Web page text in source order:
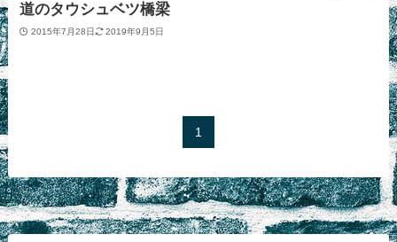
道のタウシュベツ橋梁
2015年7月28日 2019年9月5日
1